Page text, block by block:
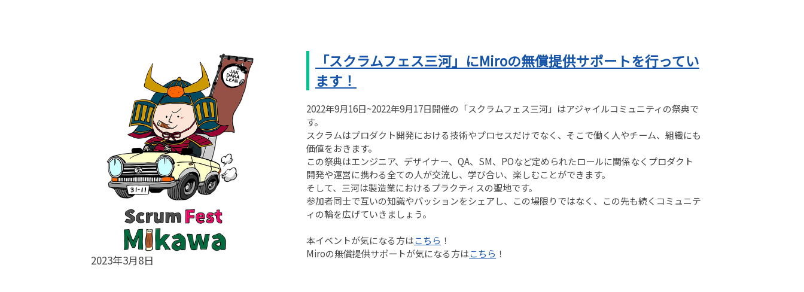
2023年3月8日
「スクラムフェス三河」にMiroの無償提供サポートを行ってい
ます！
2022年9月16日~2022年9月17日開催の「スクラムフェス三河」はアジャイルコミュニティの祭典で
す。
スクラムはプロダクト開発における技術やプロセスだけでなく、そこで働く人やチーム、組織にも
価値をおきます。
この祭典はエンジニア、デザイナー、QA、SM、POなど定められたロールに関係なくプロダクト
開発や運営に携わる全ての人が交流し、学び合い、楽しむことができます。
そして、三河は製造業におけるプラクティスの聖地です。
参加者同士で互いの知識やパッションをシェアし、この場限りではなく、この先も続くコミュニテ
ィの輪を広げていきましょう。
本イベントが気になる方はこちら ！
Miroの無償提供サポートが気になる方はこちら ！